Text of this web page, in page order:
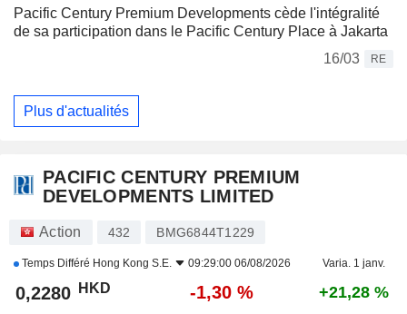
Pacific Century Premium Developments cède l'intégralité
de sa participation dans le Pacific Century Place à Jakarta
16/03
RE
Plus d'actualités
PACIFIC CENTURY PREMIUM
DEVELOPMENTS LIMITED
Action 432 BMG6844T1229
Temps Différé Hong Kong S.E. 09:29:00 06/08/2026 Varia. 1 janv.
0,2280 HKD -1,30 % +21,28 %